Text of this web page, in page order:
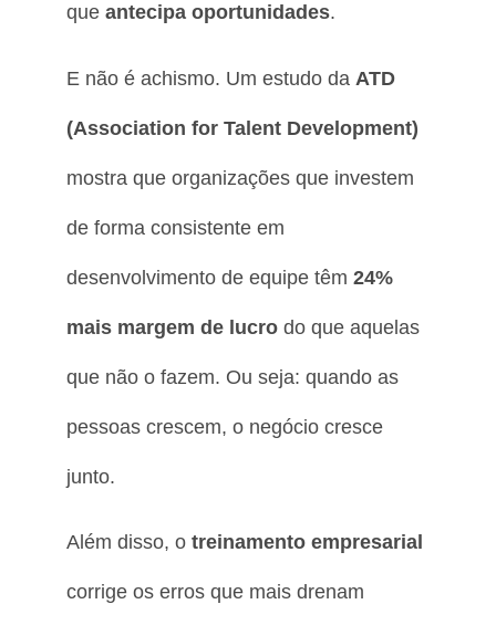
que antecipa oportunidades.
E não é achismo. Um estudo da ATD
(Association for Talent Development)
mostra que organizações que investem
de forma consistente em
desenvolvimento de equipe têm 24%
mais margem de lucro do que aquelas
que não o fazem. Ou seja: quando as
pessoas crescem, o negócio cresce
junto.
Além disso, o treinamento empresarial
corrige os erros que mais drenam